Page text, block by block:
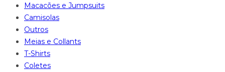
Macacões e Jumpsuits
Camisolas
Outros
Meias e Collants
T-Shirts
Coletes